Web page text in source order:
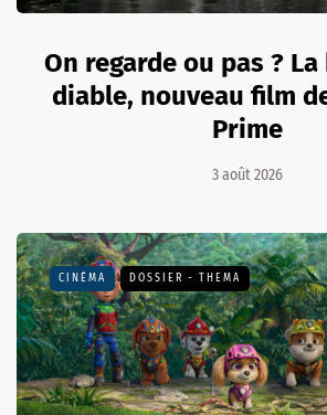
On regarde ou pas ?
diable, nouveau film
Prime
3 août 2026
CINÉMA DOSSIER - THEMA